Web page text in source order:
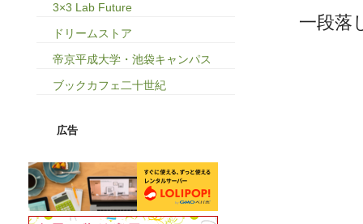
一段落
3×3 Lab Future
ドリームストア
帝京平成大学・池袋キャンパス
ブックカフェ二十世紀
広告